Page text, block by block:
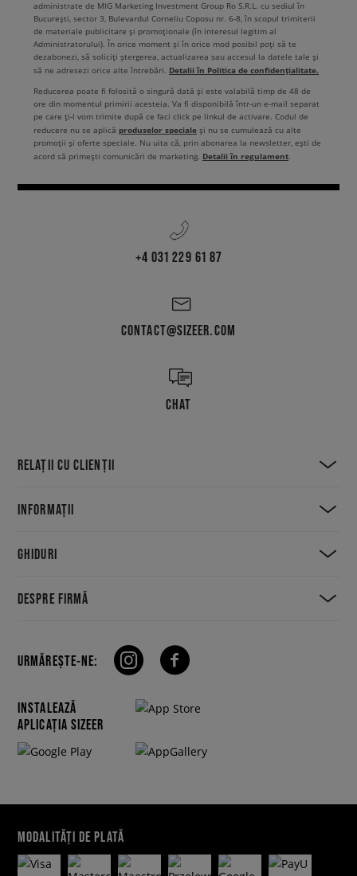
administrate de MIG Marketing Investment Group Ro S.R.L. cu sediul în
București, sector 3, Bulevardul Corneliu Coposu nr. 6-8, în scopul trimiterii
de materiale publicitare și promoționale (în interesul legitim al
Administratorului). În orice moment și în orice mod posibil poți să te
dezabonezi, să soliciți ștergerea, actualizarea sau accesul la datele tale și
să ne adresezi orice alte întrebări. Detalii în Politica de confidențialitate.
Reducerea poate fi folosită o singură dată și este valabilă timp de 48 de
ore din momentul primirii acesteia. Va fi disponibilă într-un e-mail separat
pe care ți-l vom trimite după ce faci click pe linkul de activare. Codul de
reducere nu se aplică produselor speciale și nu se cumulează cu alte
promoții și oferte speciale. Nu uita că, prin abonarea la newsletter, ești de
acord să primești comunicări de marketing. Detalii în regulament.
+4 031 229 61 87
CONTACT@SIZEER.COM
CHAT
RELAȚII CU CLIENȚII
INFORMAȚII
GHIDURI
DESPRE FIRMĂ
URMĂREȘTE-NE:
INSTALEAZĂ
APLICAȚIA SIZEER
MODALITĂȚI DE PLATĂ